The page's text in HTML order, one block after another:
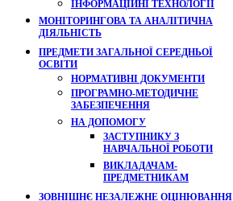
ІНФОРМАЦІЙНІ ТЕХНОЛОГІЇ
МОНІТОРИНГОВА ТА АНАЛІТИЧНА
ДІЯЛЬНІСТЬ
ПРЕДМЕТИ ЗАГАЛЬНОЇ СЕРЕДНЬОЇ
ОСВІТИ
НОРМАТИВНІ ДОКУМЕНТИ
ПРОГРАМНО-МЕТОДИЧНЕ
ЗАБЕЗПЕЧЕННЯ
НА ДОПОМОГУ
ЗАСТУПНИКУ З
НАВЧАЛЬНОЇ РОБОТИ
ВИКЛАДАЧАМ-
ПРЕДМЕТНИКАМ
ЗОВНІШНЄ НЕЗАЛЕЖНЕ ОЦІНЮВАННЯ